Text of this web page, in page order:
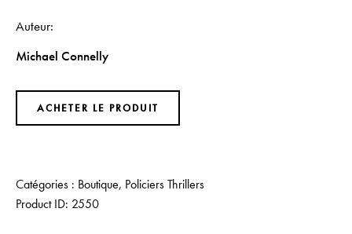
Auteur
Michael Connelly
ACHETER LE PRODUIT
Catégories : Boutique, Policiers Thrillers
Product ID: 2550